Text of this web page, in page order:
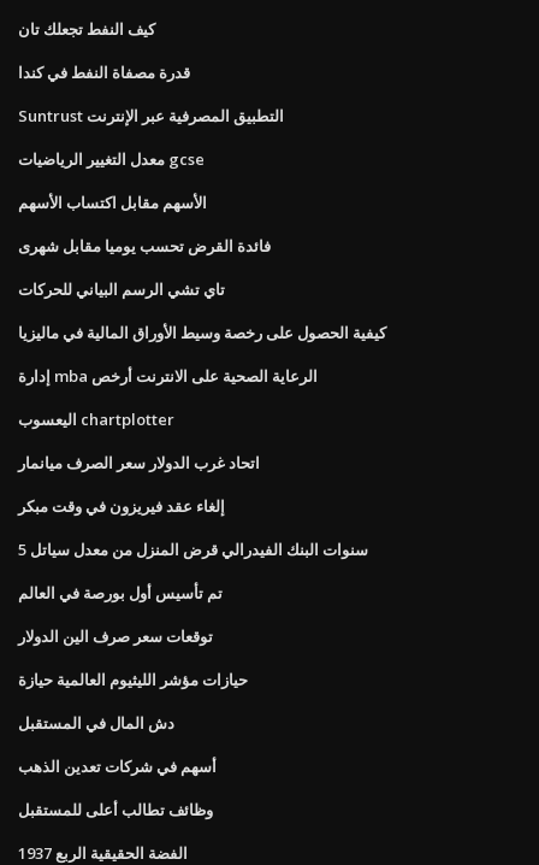
كيف النفط تجعلك تان
قدرة مصفاة النفط في كندا
Suntrust التطبيق المصرفية عبر الإنترنت
معدل التغيير الرياضيات gcse
الأسهم مقابل اكتساب الأسهم
فائدة القرض تحسب يوميا مقابل شهرى
تاي تشي الرسم البياني للحركات
كيفية الحصول على رخصة وسيط الأوراق المالية في ماليزيا
إدارة mba الرعاية الصحية على الانترنت أرخص
اليعسوب chartplotter
اتحاد غرب الدولار سعر الصرف ميانمار
إلغاء عقد فيريزون في وقت مبكر
5 سنوات البنك الفيدرالي قرض المنزل من معدل سياتل
تم تأسيس أول بورصة في العالم
توقعات سعر صرف الين الدولار
حيازات مؤشر الليثيوم العالمية حيازة
دش المال في المستقبل
أسهم في شركات تعدين الذهب
وظائف تطالب أعلى للمستقبل
الفضة الحقيقية الربع 1937